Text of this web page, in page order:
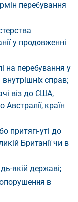
перебування
у продовженні
на перебування у
внутрішніх справ;
віз до США,
країн
притягнуті до
Британії чи в
якій державі;
в